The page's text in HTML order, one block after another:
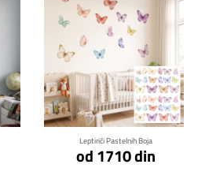
Leptirići Pastelnih Boja
od 1710 din
Klikni za detalje